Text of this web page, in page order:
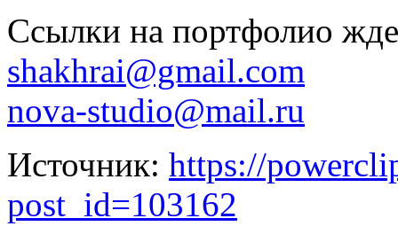
Ссылки на портфолио
shakhrai@gmail.com
nova-studio@mail.ru
Источник: https://
post_id=103162